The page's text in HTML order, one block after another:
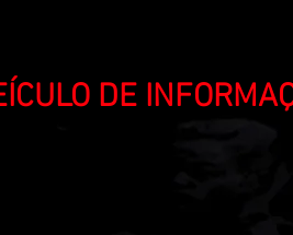
DE